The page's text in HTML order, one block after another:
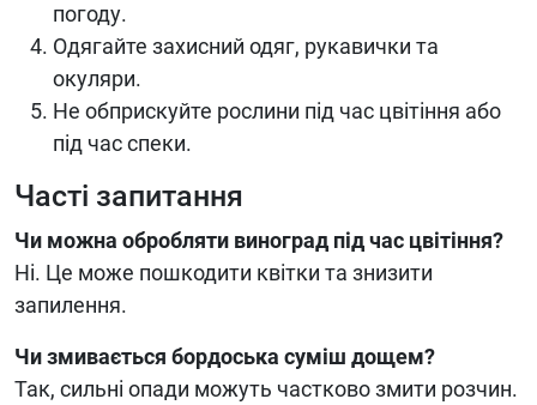
погоду.
Одягайте захисний одяг, рукавички та
окуляри.
Не обприскуйте рослини під час цвітіння або
під час спеки.
Часті запитання
Чи можна обробляти виноград під час цвітіння?
Ні. Це може пошкодити квітки та знизити
запилення.
Чи змивається бордоська суміш дощем?
Так, сильні опади можуть частково змити розчин.